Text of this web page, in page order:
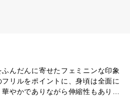
んだんに寄せたフェミニンな印象
リルをポイントに、身頃は全面に
やかでありながら伸縮性もあり、